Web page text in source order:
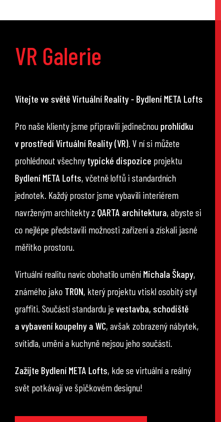
VR Galerie
Vítejte ve světě Virtuální Reality - Bydlení META Lofts
Pro naše klienty jsme připravili jedinečnou prohlídku
v prostředí Virtuální Reality (VR). V ní si můžete
prohlédnout všechnytypické dispozice projektu
Bydlení META Lofts, včetně loftů i standardních
jednotek. Každý prostor jsme vybavili interiérem
navrženým architekty z QARTA architektura, abyste si
co nejlépe představili možnosti zařízení a získali jasné
měřítko prostoru.
Virtuální realitu navíc obohatilo umění Michala Škapy,
známého jako TRON, který projektu vtiskl osobitý styl
graffiti. Součástí standardu jevestavba, schodiště
a vybavení koupelny a WC, avšak zobrazený nábytek,
svítidla, umění a kuchyně nejsou jeho součástí.
Zažijte Bydlení META Lofts, kde se virtuální a reálný
svět potkávají ve špičkovém designu!